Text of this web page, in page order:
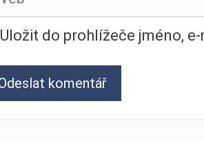
Uložit do prohlížeče jméno,